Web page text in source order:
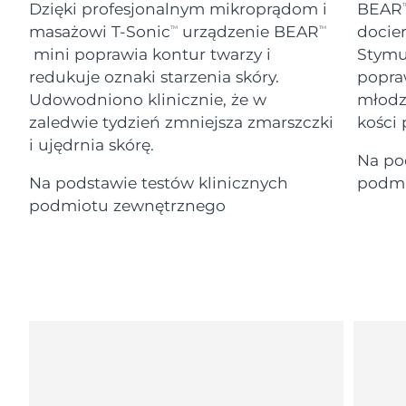
Dzięki profesjonalnym mikroprądom i
masażowi T-SonicTM urządzenie BEARTM
mini poprawia kontur twarzy i
redukuje oznaki starzenia skóry.
Udowodniono klinicznie, że w
zaledwie tydzień zmniejsza zmarszczki
i ujędrnia skórę.
Na podstawie testów klinicznych
podmiotu zewnętrznego
BEAR
kości
Na
All revitalizing eye massagers
Advanced pore care essentials
Serum
For healthy hair
issa™ Teeth Whitening Gel
18% PAP
Kosmetyki Mężczyźni
Kupuj
Gibraltar
8/16/26
Grecja
Oczekiwany czas dostawy
8/12/26
SRA Hongkong
(Chiny)
Oczekiwany czas dostawy
8/13/26
Węgry
Oczekiwany czas dostawy
8/12/26